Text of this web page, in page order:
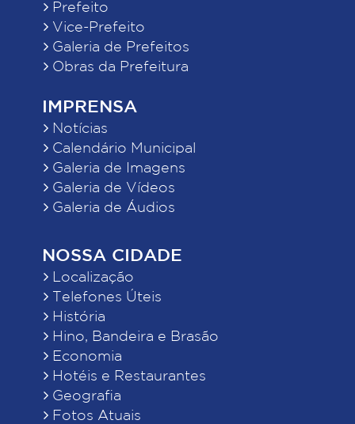
Prefeito
Vice-Prefeito
Galeria de Prefeitos
Obras da Prefeitura
IMPRENSA
Notícias
Calendário Municipal
Galeria de Imagens
Galeria de Vídeos
Galeria de Áudios
NOSSA CIDADE
Localização
Telefones Úteis
História
Hino, Bandeira e Brasão
Economia
Hotéis e Restaurantes
Geografia
Fotos Atuais